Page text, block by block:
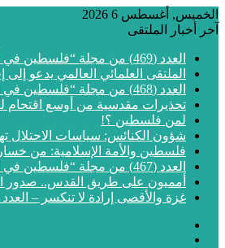
الخميس, أغسطس 6 2026
آخر أخبار الملتقى
العدد (469) من مجلة “فلسطين في أسبوع” بعنوان: أين العجب من مما يجري في فلسطين
الملتقى العلمائي العالمي يدعو
العدد (468) من مجلة “فلسطين في أسبوع” بعنوان: وسوف تُسألون عن الأقصى
تحذيرات مقدسية من أوسع اقتحام
لمن فلسطين ؟!
شؤون الكنائس: سياسات الاحتلال
فلسطين والأمة الإسلامية: من
العدد (467) من مجلة “فلسطين في أسبوع” بعنوان: لمن فلسطين؟
أمميون على طريق القدس.. صدور العدد (466) من مجلة
غزة والأقصى إرادة لا تنكسر – العدد 465